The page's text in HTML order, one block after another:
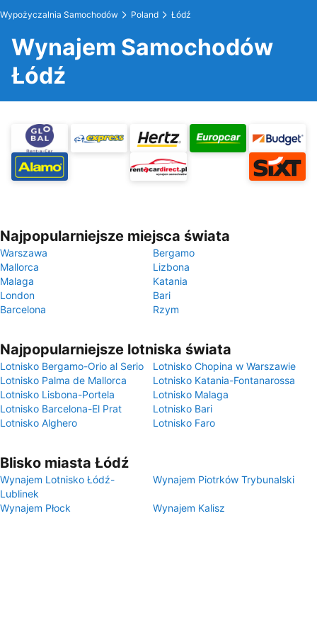
Wypożyczalnia Samochodów Poland Łódź
Wynajem Samochodów
Łódź
Najpopularniejsze miejsca świata
Warszawa
Bergamo
Mallorca
Lizbona
Malaga
Katania
London
Bari
Barcelona
Rzym
Najpopularniejsze lotniska świata
Lotnisko Bergamo-Orio al Serio
Lotnisko Chopina w Warszawie
Lotnisko Palma de Mallorca
Lotnisko Katania-Fontanarossa
Lotnisko Lisbona-Portela
Lotnisko Malaga
Lotnisko Barcelona-El Prat
Lotnisko Bari
Lotnisko Alghero
Lotnisko Faro
Blisko miasta Łódź
Wynajem Lotnisko Łódź-
Lublinek
Wynajem Piotrków Trybunalski
Wynajem Płock Wynajem Kalisz